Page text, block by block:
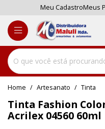
Meu CadastroMeus
home Artesanato tinta
Tinta Fashion
Acrilex 04560 60ml